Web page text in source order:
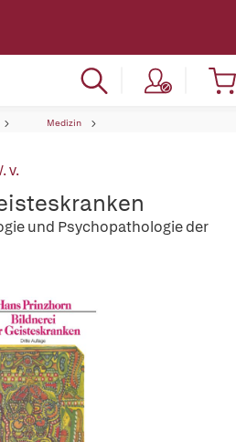
Medizin
v.
und Psychopathologie der